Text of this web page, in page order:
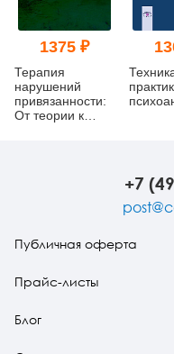
1375 ₽
Терапия
нарушений
привязанности:
От теории к
+7
Публичная оферта
Прайс-листы
Блог